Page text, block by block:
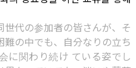
代の参加者の皆さんが、そ
の中でも、自分なりの立ち
に関わり続け ている姿でし